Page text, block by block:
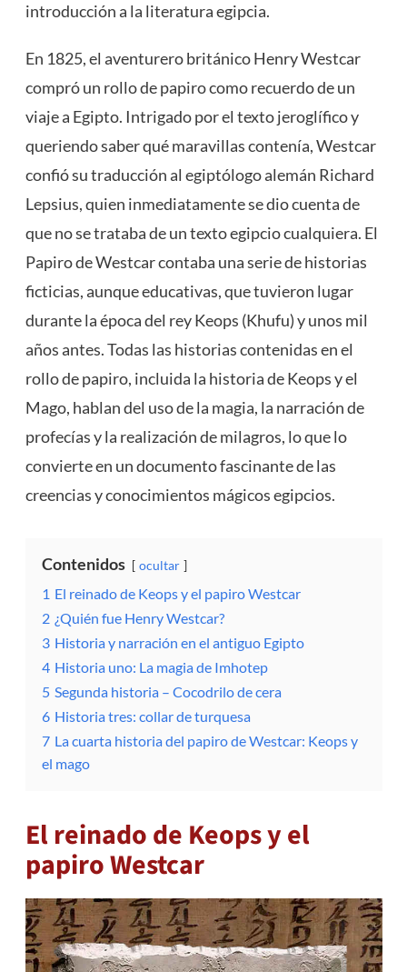
introducción a la literatura egipcia.
En 1825, el aventurero británico Henry Westcar
compró un rollo de papiro como recuerdo de un
viaje a Egipto. Intrigado por el texto jeroglífico y
queriendo saber qué maravillas contenía, Westcar
confió su traducción al egiptólogo alemán Richard
Lepsius, quien inmediatamente se dio cuenta de
que no se trataba de un texto egipcio cualquiera. El
Papiro de Westcar contaba una serie de historias
ficticias, aunque educativas, que tuvieron lugar
durante la época del rey Keops (Khufu) y unos mil
años antes. Todas las historias contenidas en el
rollo de papiro, incluida la historia de Keops y el
Mago, hablan del uso de la magia, la narración de
profecías y la realización de milagros, lo que lo
convierte en un documento fascinante de las
creencias y conocimientos mágicos egipcios.
Contenidos ocultar
1 El reinado de Keops y el papiro Westcar
2 ¿Quién fue Henry Westcar?
3 Historia y narración en el antiguo Egipto
4 Historia uno: La magia de Imhotep
5 Segunda historia – Cocodrilo de cera
6 Historia tres: collar de turquesa
7 La cuarta historia del papiro de Westcar: Keops y
el mago
El reinado de Keops y el
papiro Westcar